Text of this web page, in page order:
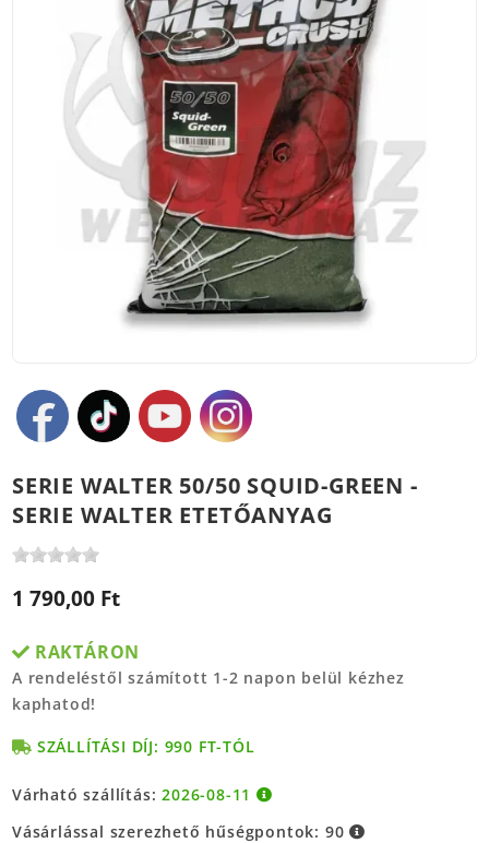
SERIE WALTER 50/50 SQUID-GREEN -
SERIE WALTER ETETŐANYAG
1 790,00 Ft
RAKTÁRON
A rendeléstől számított 1-2 napon belül kézhez
kaphatod!
SZÁLLÍTÁSI DÍJ: 990 FT-TÓL
Várható szállítás:2026-08-11
Vásárlással szerezhető hűségpontok: 90